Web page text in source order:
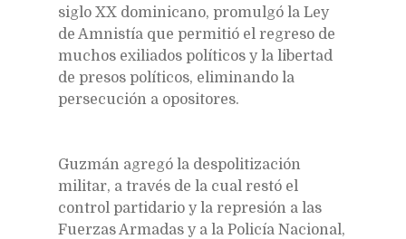
siglo XX dominicano, promulgó la Ley
de Amnistía que permitió el regreso de
muchos exiliados políticos y la libertad
de presos políticos, eliminando la
persecución a opositores.
Guzmán agregó la despolitización
militar, a través de la cual restó el
control partidario y la represión a las
Fuerzas Armadas y a la Policía Nacional,